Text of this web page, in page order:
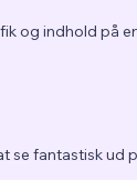
og indhold på
se fantastisk ud